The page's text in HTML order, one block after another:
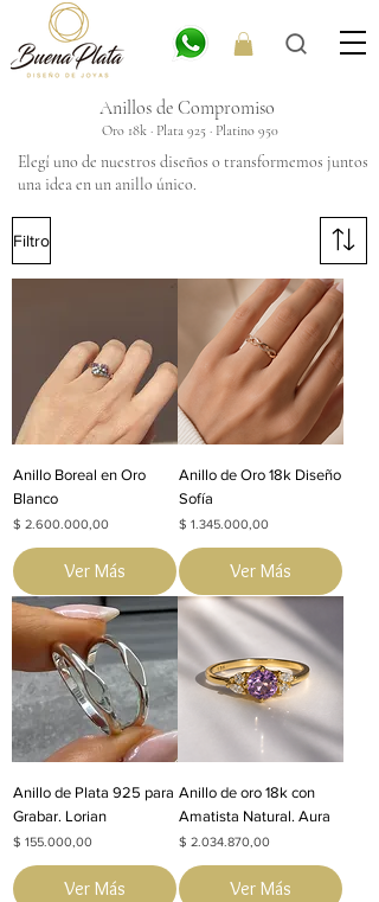
Anillos de Compromiso
Oro 18k · Plata 925 · Platino 950
Elegí uno de nuestros diseños o transformemos juntos
una idea en un anillo único.
Filtro
Anillo Boreal en Oro
Blanco
Precio
$ 2.600.000,00
Ver Más
Anillo de Oro 18k Diseño
Sofía
Precio
$ 1.345.000,00
Ver Más
Anillo de Plata 925 para
Grabar. Lorian
Precio
$ 155.000,00
Ver Más
Anillo de oro 18k con
Amatista Natural. Aura
Precio
$ 2.034.870,00
Ver Más